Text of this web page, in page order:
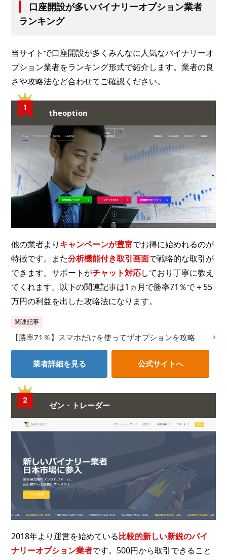
口座開設が多いバイナリーオプション業者
ランキング
当サイトで口座開設が多くみんなに人気なバイナリーオ
プション業者をランキング形式で紹介します。業者の良
さや攻略法など合わせてご確認ください。
theoption
他の業者より キャンペーンが豊富でお得に始めれるのが
特徴です。また分析機能付き取引画面で戦略的な取引が
できます。サポートがチャット対応しており丁寧に教え
てくれます。以下の関連記事は1ヵ月で勝率71％で＋55
万円の利益を出した攻略法になります。
関連記事
【勝率71％】スマホだけを使ってザオプションを攻略
業者詳細を見る 公式サイトへ
ゼン・トレーダー
2018年より運営を始めている比較的新しい新鋭のバイ
ナリーオプション業者です。500円から取引できること